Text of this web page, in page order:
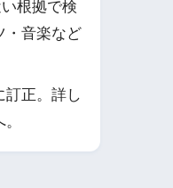
根拠で検
・音楽など
訂正。詳し